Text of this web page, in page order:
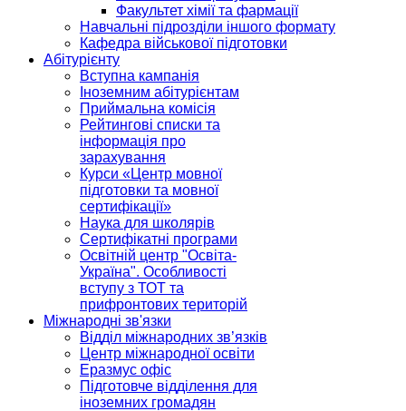
Факультет хімії та фармації
Навчальні підрозділи іншого формату
Кафедра військової підготовки
Абітурієнту
Вступна кампанія
Іноземним абітурієнтам
Приймальна комісія
Рейтингові списки та
інформація про
зарахування
Курси «Центр мовної
підготовки та мовної
сертифікації»
Наука для школярів
Сертифікатні програми
Освітній центр "Освіта-
Україна". Особливості
вступу з ТОТ та
прифронтових територій
Міжнародні зв'язки
Відділ міжнародних зв’язків
Центр міжнародної освіти
Еразмус офіс
Підготовче відділення для
іноземних громадян